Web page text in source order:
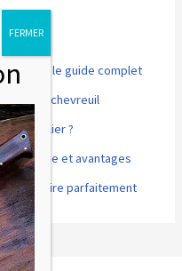
sportif : le guide complet
de chevreuil
du sanglier ?
méthode et avantages
et le cuire parfaitement